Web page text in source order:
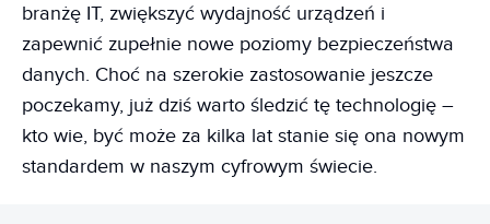
branżę IT, zwiększyć wydajność urządzeń i
zapewnić zupełnie nowe poziomy bezpieczeństwa
danych. Choć na szerokie zastosowanie jeszcze
poczekamy, już dziś warto śledzić tę technologię –
kto wie, być może za kilka lat stanie się ona nowym
standardem w naszym cyfrowym świecie.